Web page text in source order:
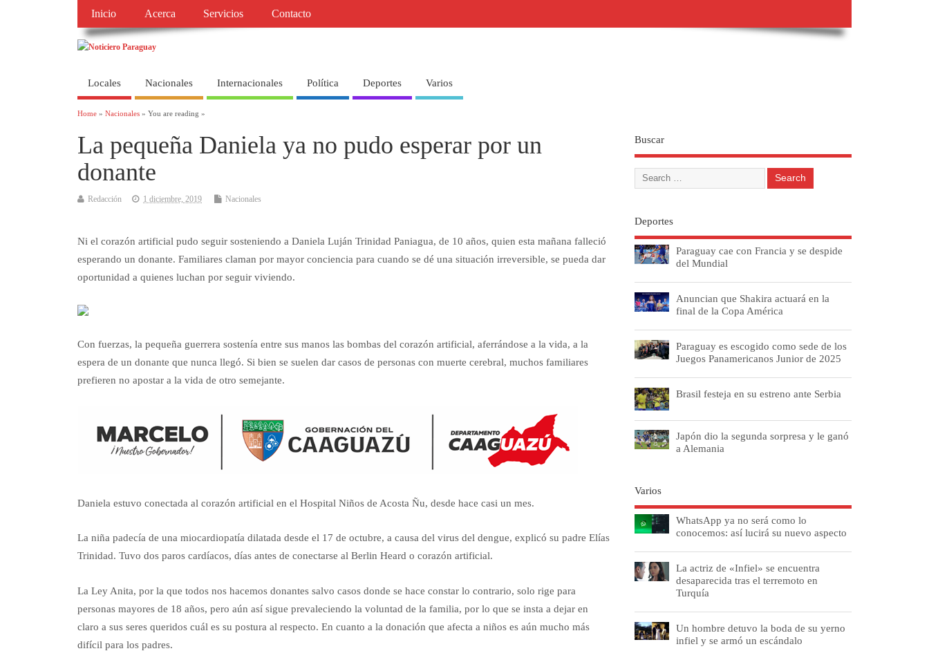
Inicio Acerca Servicios Contacto
Locales Nacionales Internacionales Política Deportes Varios
Home » Nacionales » You are reading »
La pequeña Daniela ya no pudo esperar por un
donante
Redacción 1 diciembre, 2019 Nacionales
Ni el corazón artificial pudo seguir sosteniendo a Daniela Luján Trinidad Paniagua, de 10 años, quien esta mañana falleció
esperando un donante. Familiares claman por mayor conciencia para cuando se dé una situación irreversible, se pueda dar
oportunidad a quienes luchan por seguir viviendo.
Con fuerzas, la pequeña guerrera sostenía entre sus manos las bombas del corazón artificial, aferrándose a la vida, a la
espera de un donante que nunca llegó. Si bien se suelen dar casos de personas con muerte cerebral, muchos familiares
prefieren no apostar a la vida de otro semejante.
Daniela estuvo conectada al corazón artificial en el Hospital Niños de Acosta Ñu, desde hace casi un mes.
La niña padecía de una miocardiopatía dilatada desde el 17 de octubre, a causa del virus del dengue, explicó su padre Elías
Trinidad. Tuvo dos paros cardíacos, días antes de conectarse al Berlin Heard o corazón artificial.
La Ley Anita, por la que todos nos hacemos donantes salvo casos donde se hace constar lo contrario, solo rige para
personas mayores de 18 años, pero aún así sigue prevaleciendo la voluntad de la familia, por lo que se insta a dejar en
claro a sus seres queridos cuál es su postura al respecto. En cuanto a la donación que afecta a niños es aún mucho más
difícil para los padres.
Buscar
Deportes
Paraguay cae con Francia y se despide
del Mundial
Anuncian que Shakira actuará en la
final de la Copa América
Paraguay es escogido como sede de los
Juegos Panamericanos Junior de 2025
Brasil festeja en su estreno ante Serbia
Japón dio la segunda sorpresa y le ganó
a Alemania
Varios
WhatsApp ya no será como lo
conocemos: así lucirá su nuevo aspecto
La actriz de «Infiel» se encuentra
desaparecida tras el terremoto en
Turquía
Un hombre detuvo la boda de su yerno
infiel y se armó un escándalo